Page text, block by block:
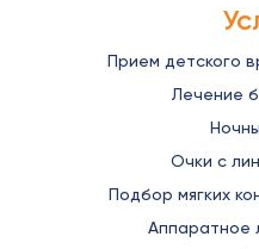
Прием детского
Лечение
Очки с
Подбор мягких
Аппаратное